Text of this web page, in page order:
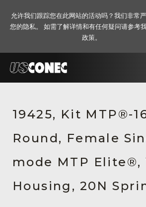
解决方案
产品
资源
关于我们
19425, Kit MTP®-
Round, Female
mode MTP Elite®,
Housing, 20N
允许我们跟踪您在此网站的活动吗？我们非常
您的隐私。 如需了解详情和有任何疑问请参考
政策。